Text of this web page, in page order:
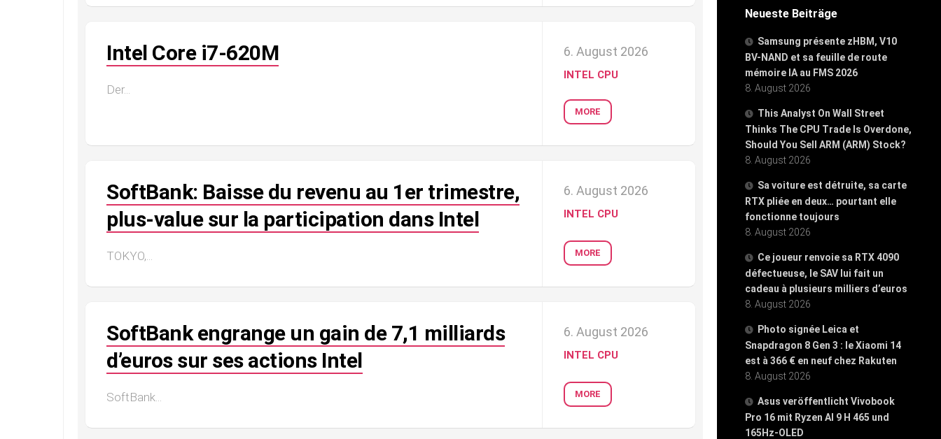
Neueste Beiträge
Samsung présente zHBM, V10
BV-NAND et sa feuille de route
mémoire IA au FMS 2026
8. August 2026
This Analyst On Wall Street
Thinks The CPU Trade Is Overdone,
Should You Sell ARM (ARM) Stock?
8. August 2026
Sa voiture est détruite, sa carte
RTX pliée en deux… pourtant elle
fonctionne toujours
8. August 2026
Ce joueur renvoie sa RTX 4090
défectueuse, le SAV lui fait un
cadeau à plusieurs milliers d’euros
8. August 2026
Photo signée Leica et
Snapdragon 8 Gen 3 : le Xiaomi 14
est à 366 € en neuf chez Rakuten
8. August 2026
Asus veröffentlicht Vivobook
Pro 16 mit Ryzen AI 9 H 465 und
165Hz-OLED
Intel Core i7-620M
Der...
6. August 2026
INTEL CPU
MORE
SoftBank: Baisse du revenu au 1er trimestre,
plus-value sur la participation dans Intel
TOKYO,...
6. August 2026
INTEL CPU
MORE
SoftBank engrange un gain de 7,1 milliards
d’euros sur ses actions Intel
SoftBank...
6. August 2026
INTEL CPU
MORE